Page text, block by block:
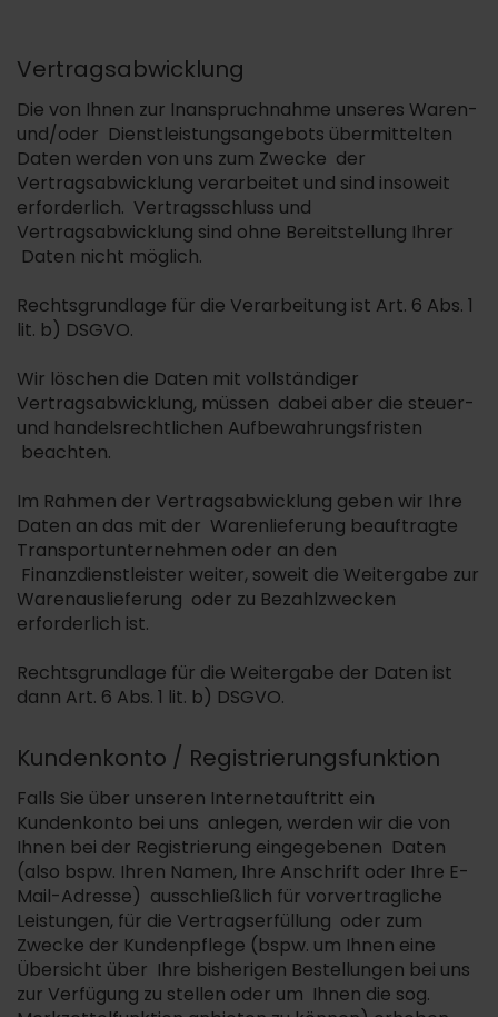
Vertragsabwicklung
Die von Ihnen zur Inanspruchnahme unseres Waren-
und/oder Dienstleistungsangebots übermittelten
Daten werden von uns zum Zwecke der
Vertragsabwicklung verarbeitet und sind insoweit
erforderlich. Vertragsschluss und
Vertragsabwicklung sind ohne Bereitstellung Ihrer
Daten nicht möglich.
Rechtsgrundlage für die Verarbeitung ist Art. 6 Abs. 1
lit. b) DSGVO.
Wir löschen die Daten mit vollständiger
Vertragsabwicklung, müssen dabei aber die steuer-
und handelsrechtlichen Aufbewahrungsfristen
beachten.
Im Rahmen der Vertragsabwicklung geben wir Ihre
Daten an das mit der Warenlieferung beauftragte
Transportunternehmen oder an den
Finanzdienstleister weiter, soweit die Weitergabe zur
Warenauslieferung oder zu Bezahlzwecken
erforderlich ist.
Rechtsgrundlage für die Weitergabe der Daten ist
dann Art. 6 Abs. 1 lit. b) DSGVO.
Kundenkonto / Registrierungsfunktion
Falls Sie über unseren Internetauftritt ein
Kundenkonto bei uns anlegen, werden wir die von
Ihnen bei der Registrierung eingegebenen Daten
(also bspw. Ihren Namen, Ihre Anschrift oder Ihre E-
Mail-Adresse) ausschließlich für vorvertragliche
Leistungen, für die Vertragserfüllung oder zum
Zwecke der Kundenpflege (bspw. um Ihnen eine
Übersicht über Ihre bisherigen Bestellungen bei uns
zur Verfügung zu stellen oder um Ihnen die sog.